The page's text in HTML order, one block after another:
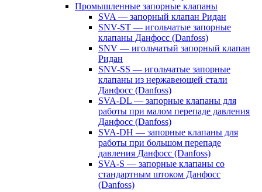
Промышленные запорные клапаны
SVA — запорный клапан Ридан
SNV-ST — игольчатые запорные
клапаны Данфосс (Danfoss)
SNV — игольчатый запорный клапан
Ридан
SNV-SS — игольчатые запорные
клапаны из нержавеющей стали
Данфосс (Danfoss)
SVA-DL — запорные клапаны для
работы при малом перепаде давления
Данфосс (Danfoss)
SVA-DH — запорные клапаны для
работы при большом перепаде
давления Данфосс (Danfoss)
SVA-S — запорные клапаны со
стандартным штоком Данфосс
(Danfoss)